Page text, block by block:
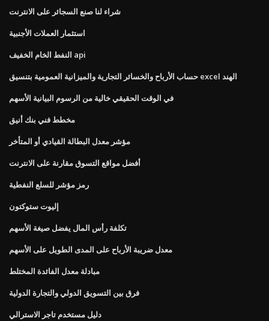
شراء لنا صنع السجائر على الانترنت
استثمار العملات الأجنبية
النفط الخام الخفيف api
حساب الأرباح والخسائر التجارية والميزانية العمومية بتنسيق excel الهند
في الوقت الحقيقي خالية من الرسوم البيانية الأسهم
مخطط فني بنك أنيق
مؤشر معدل البطالة القيادي أو المتأخر
أفضل مواقع التسوق مقارنة على الانترنت
رمز مؤشر للسلع النفطية
إليوت ستوكتون
تكلفة رأس المال يفضل صيغة الأسهم
معدل ضريبة الأرباح على المدى الطويل على الأسهم
مبادلة معدل الفائدة المختلط
فرق بين التسويق الدولي والتجارة الدولية
دليل مستخدم تاجر الاسترالي